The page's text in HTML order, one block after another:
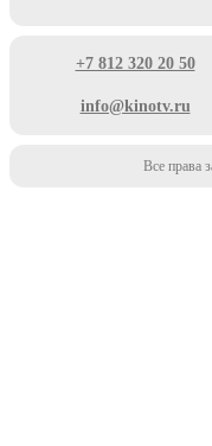
+7 812 320 20 50
info@kinotv.ru
Все права